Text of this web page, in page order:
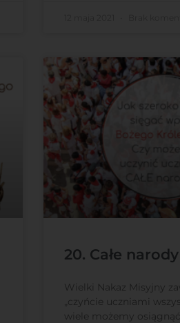
20. Całe narody
Wielki Nakaz Misyjny
„czyńcie uczniami
wiele możemy